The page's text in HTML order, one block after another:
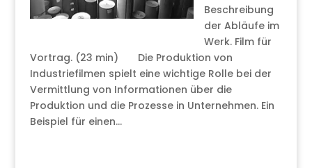
Beschreibung
der Abläufe im
Werk. Film für
Vortrag. (23 min) Die Produktion von
Industriefilmen spielt eine wichtige Rolle bei der
Vermittlung von Informationen über die
Produktion und die Prozesse in Unternehmen. Ein
Beispiel für einen...